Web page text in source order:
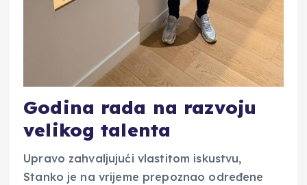
Godina rada na razvoju
velikog talenta
Upravo zahvaljujući vlastitom iskustvu,
Stanko je na vrijeme prepoznao određene